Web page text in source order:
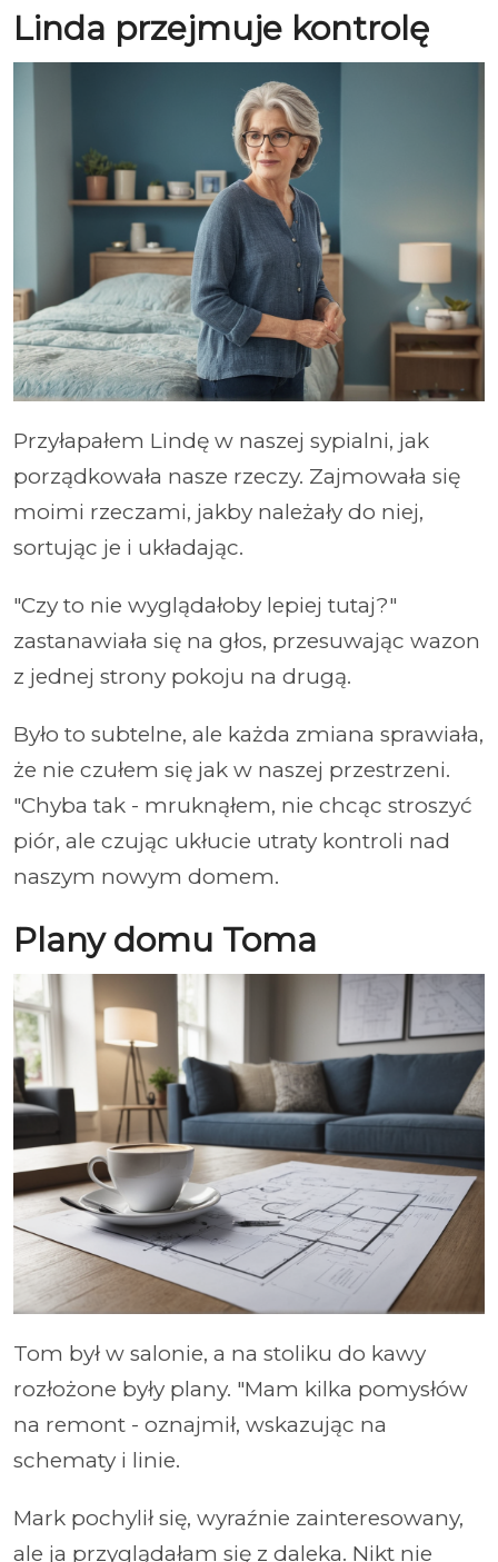
Linda przejmuje kontrolę
Przyłapałem Lindę w naszej sypialni, jak
porządkowała nasze rzeczy. Zajmowała się
moimi rzeczami, jakby należały do niej,
sortując je i układając.
"Czy to nie wyglądałoby lepiej tutaj?"
zastanawiała się na głos, przesuwając wazon
z jednej strony pokoju na drugą.
Było to subtelne, ale każda zmiana sprawiała,
że nie czułem się jak w naszej przestrzeni.
"Chyba tak - mruknąłem, nie chcąc stroszyć
piór, ale czując ukłucie utraty kontroli nad
naszym nowym domem.
Plany domu Toma
Tom był w salonie, a na stoliku do kawy
rozłożone były plany. "Mam kilka pomysłów
na remont - oznajmił, wskazując na
schematy i linie.
Mark pochylił się, wyraźnie zainteresowany,
ale ja przyglądałam się z daleka. Nikt nie